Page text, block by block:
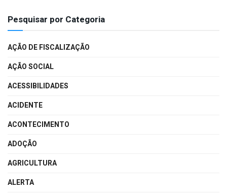
Pesquisar por Categoria
AÇÃO DE FISCALIZAÇÃO
AÇÃO SOCIAL
ACESSIBILIDADES
ACIDENTE
ACONTECIMENTO
ADOÇÃO
AGRICULTURA
ALERTA